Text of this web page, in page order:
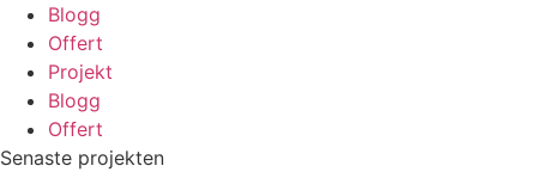
Blogg
Offert
Projekt
Blogg
Offert
Senaste projekten